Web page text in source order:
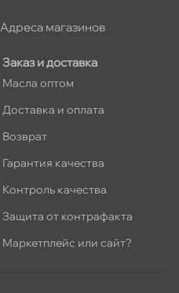
Заказ и доставка
Масла оптом
Доставка и оплата
озврат
Гарантия качества
Контроль качества
Защита от контрафакта
Маркетплейс или сайт?
Адреса магазино